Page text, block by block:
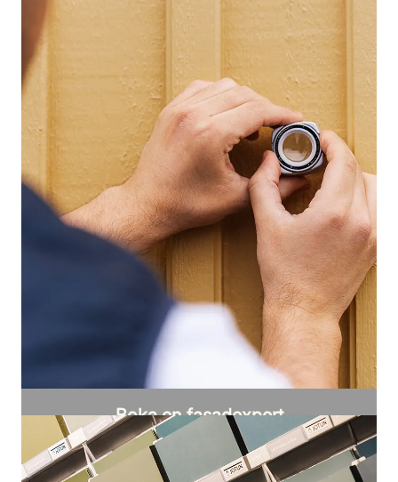
Boka en fasadexpert
Vi hjälper dig hur du ska ta hand om din
fasad